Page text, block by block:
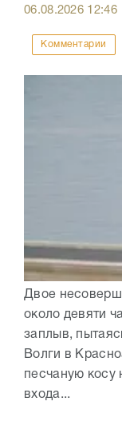
06.08.2026 12:46
Комментарии
Двое
около девяти
заплыв,
Волги в
песчаную косу
входа...